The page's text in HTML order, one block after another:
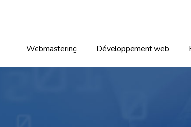
Webmastering Développement web